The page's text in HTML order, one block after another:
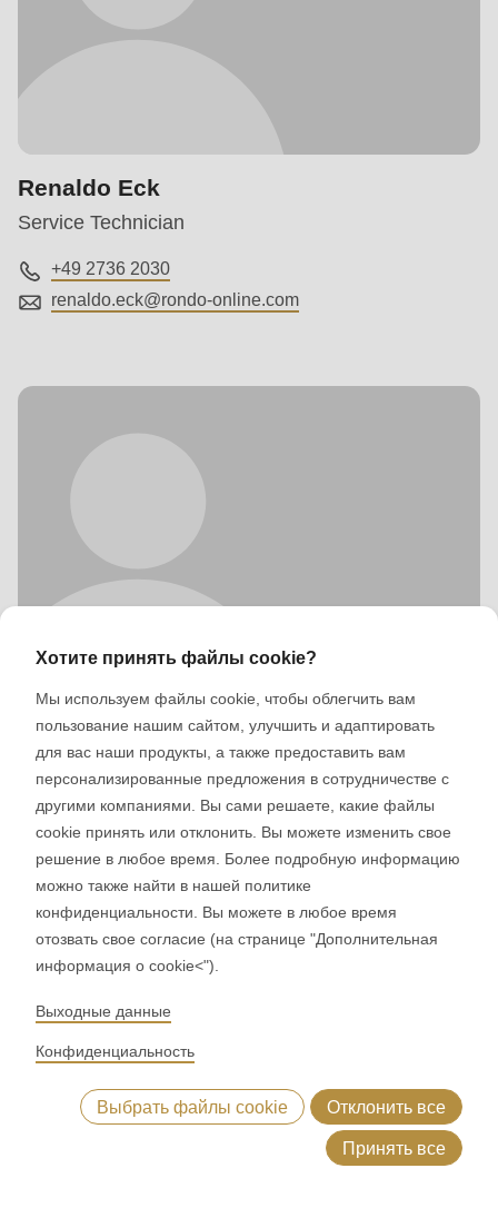
Renaldo Eck
Service Technician
+49 2736 2030
renaldo.eck@rondo-online.com
Torsten Täubel
Service Technician
+49 2736 2030
torsten.taeubel@rondo-online.com
Хотите принять файлы cookie?
Мы используем файлы cookie, чтобы облегчить вам
пользование нашим сайтом, улучшить и адаптировать
для вас наши продукты, а также предоставить вам
персонализированные предложения в сотрудничестве с
другими компаниями. Вы сами решаете, какие файлы
cookie принять или отклонить. Вы можете изменить свое
решение в любое время. Более подробную информацию
можно также найти в нашей политике
конфиденциальности. Вы можете в любое время
отозвать свое согласие (на странице "Дополнительная
информация о cookie<").
Выходные данные
Конфиденциальность
Выбрать файлы cookie Отклонить все
Принять все